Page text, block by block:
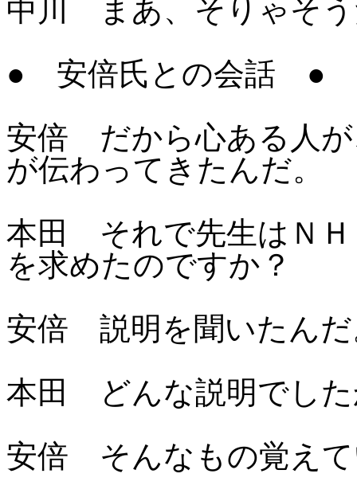
中川 まあ、そりゃそ
● 安倍氏との会話 ●
安倍 だから心ある人が
が伝わってきたんだ。
本田 それで先生はＮＨ
を求めたのですか？
安倍 説明を聞いたんだ
本田 どんな説明でした
安倍 そんなもの覚え